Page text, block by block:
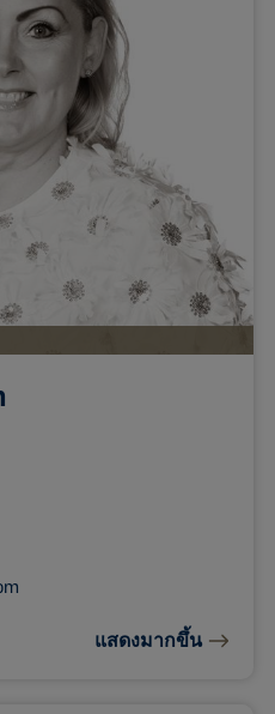
แสดงมากขึ้น